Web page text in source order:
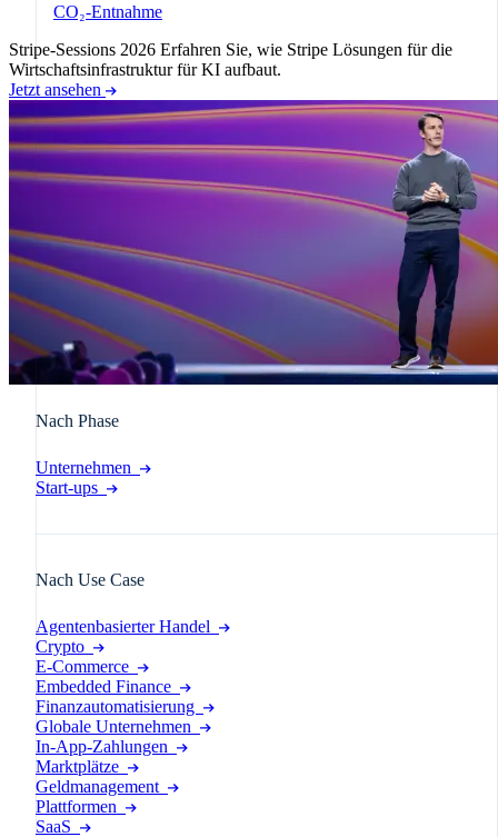
CO₂-Entnahme
Stripe-Sessions 2026 Erfahren Sie, wie Stripe Lösungen für die
Wirtschaftsinfrastruktur für KI aufbaut.
Jetzt ansehen
Nach Phase
Unternehmen
Start-ups
Nach Use Case
Agentenbasierter Handel
Crypto
E-Commerce
Embedded Finance
Finanzautomatisierung
Globale Unternehmen
In-App-Zahlungen
Marktplätze
Geldmanagement
Plattformen
SaaS